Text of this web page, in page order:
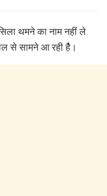
थमने का नाम नहीं ले
से सामने आ रही हैै।